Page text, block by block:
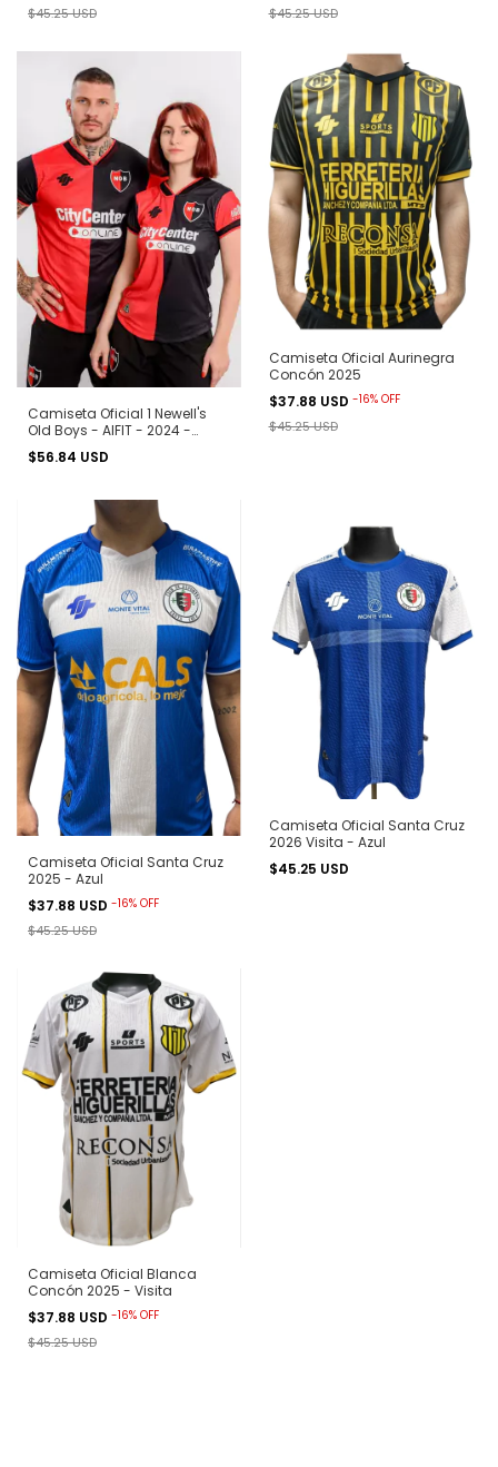
$45.25 USD $45.25 USD
Camiseta Oficial 1 Newell's
Old Boys - AIFIT - 2024 -
Rojinegra
$56.84 USD
Camiseta Oficial Aurinegra
Concón 2025
$37.88 USD -16% OFF
$45.25 USD
Camiseta Oficial Santa Cruz
2025 - Azul
$37.88 USD -16% OFF
$45.25 USD
Camiseta Oficial Santa Cruz
2026 Visita - Azul
$45.25 USD
Camiseta Oficial Blanca
Concón 2025 - Visita
$37.88 USD -16% OFF
$45.25 USD